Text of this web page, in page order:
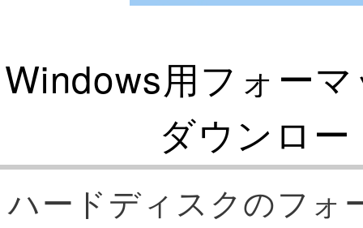
Windows用フォー
ダウンロ
ハードディスクのフォ